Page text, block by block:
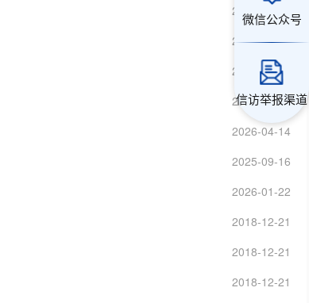
14:11:45
2025-08-13
15:19:54
2025-04-25
13:38:24
2025-12-30
16:49:01
2026-07-06
15:12:59
2026-04-14
16:26:31
2025-09-16
10:09:34
2026-01-22
14:49:31
2018-12-21
11:52:54
2018-12-21
11:59:02
2018-12-21
微信公众号
信访举报渠道